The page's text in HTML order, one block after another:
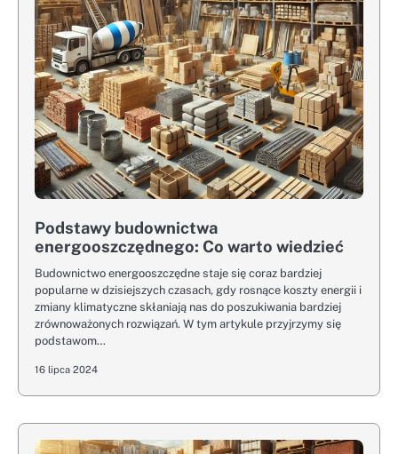
Podstawy budownictwa
energooszczędnego: Co warto wiedzieć
Budownictwo energooszczędne staje się coraz bardziej
popularne w dzisiejszych czasach, gdy rosnące koszty energii i
zmiany klimatyczne skłaniają nas do poszukiwania bardziej
zrównoważonych rozwiązań. W tym artykule przyjrzymy się
podstawom…
16 lipca 2024